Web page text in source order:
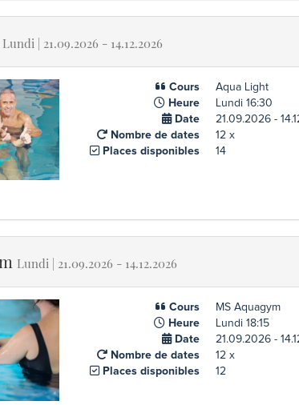
Lundi | 21.09.2026 - 14.12.2026
Cours
Aqua Light
Heure
Lundi 16:30
Date
21.09.2026 -
Nombre de dates
12 x
Places disponibles
14
Lundi | 21.09.2026 - 14.12.2026
Cours
MS Aquagym
Heure
Lundi 18:15
Date
21.09.2026 -
Nombre de dates
12 x
Places disponibles
12